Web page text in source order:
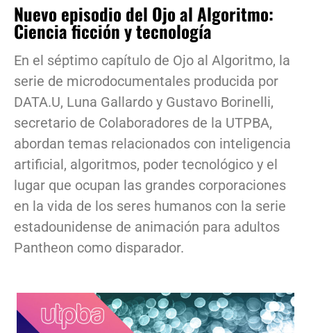
Nuevo episodio del Ojo al Algoritmo:
Ciencia ficción y tecnología
En el séptimo capítulo de Ojo al Algoritmo, la
serie de microdocumentales producida por
DATA.U, Luna Gallardo y Gustavo Borinelli,
secretario de Colaboradores de la UTPBA,
abordan temas relacionados con inteligencia
artificial, algoritmos, poder tecnológico y el
lugar que ocupan las grandes corporaciones
en la vida de los seres humanos con la serie
estadounidense de animación para adultos
Pantheon como disparador.